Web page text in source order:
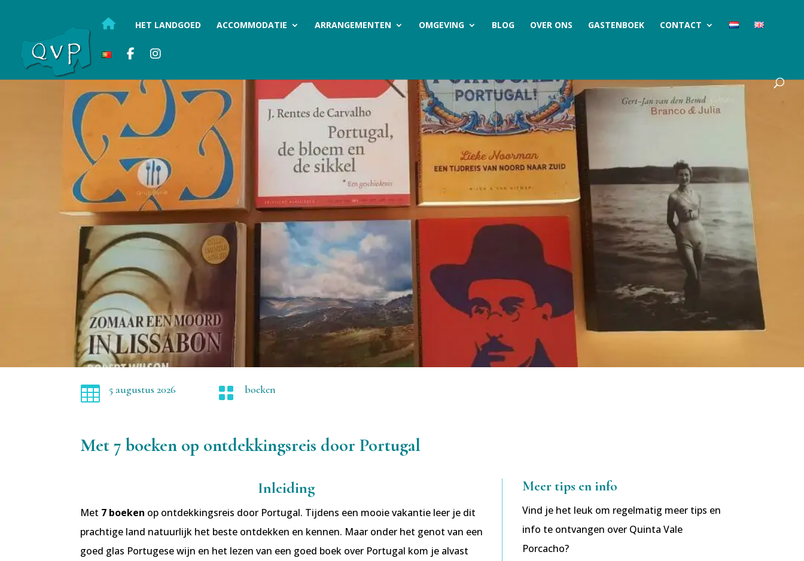
HET LANDGOED ACCOMMODATIE ARRANGEMENTEN OMGEVING BLOG OVER ONS GASTENBOEK CONTACT
 5 augustus 2026  boeken
Met 7 boeken op ontdekkingsreis door Portugal
Inleiding
Met 7 boeken op ontdekkingsreis door Portugal. Tijdens een mooie vakantie leer je dit
prachtige land natuurlijk het beste ontdekken en kennen. Maar onder het genot van een
goed glas Portugese wijn en het lezen van een goed boek over Portugal kom je alvast
Meer tips en info
Vind je het leuk om regelmatig meer tips en
info te ontvangen over Quinta Vale
Porcacho?